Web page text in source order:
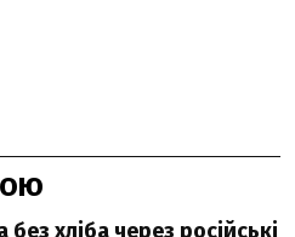
хліба через російські